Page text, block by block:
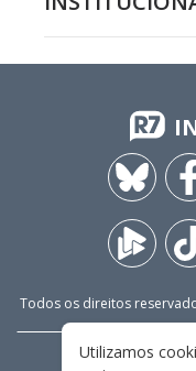
Todos os direitos
Utilizamos